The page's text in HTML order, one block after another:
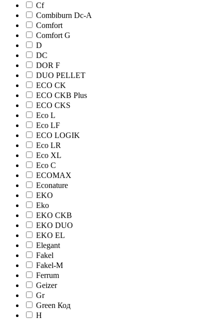
Cf
Combiburn Dc-A
Comfort
Comfort G
D
DC
DOR F
DUO PELLET
ECO CK
ECO CKB Plus
ECO CKS
Eco L
Eco LF
ECO LOGIK
Eco LR
Eco XL
Eco С
ECOMAX
Econature
EKO
Eko
EKO CKB
EKO DUO
EKO EL
Elegant
Fakel
Fakel-M
Ferrum
Geizer
Gr
Green Код
H